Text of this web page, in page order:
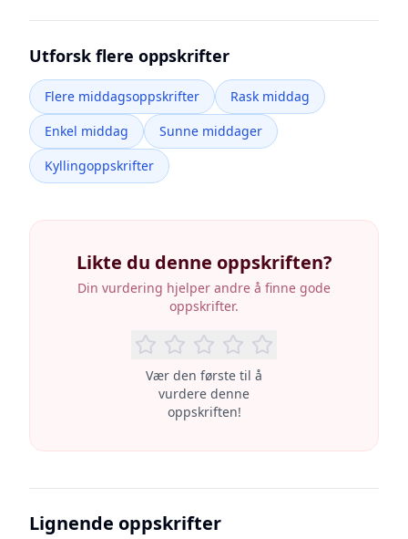
Utforsk flere oppskrifter
Flere middagsoppskrifter
Rask middag
Enkel middag
Sunne middager
Kyllingoppskrifter
Likte du denne oppskriften?
Din vurdering hjelper andre å finne gode
oppskrifter.
Vær den første til å
vurdere denne
oppskriften!
Lignende oppskrifter